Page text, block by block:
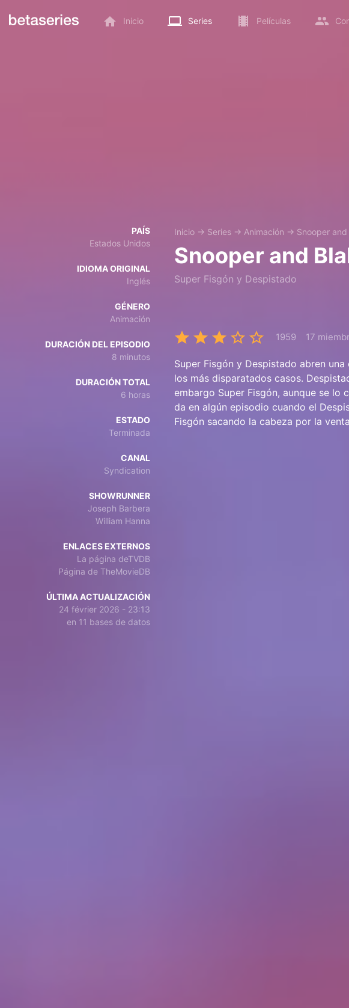
Inicio Series Películas
PAÍS
Estados Unidos
IDIOMA ORIGINAL
Inglés
GÉNERO
Animación
DURACIÓN DEL EPISODIO
8 minutos
DURACIÓN TOTAL
6 horas
ESTADO
Terminada
CANAL
Syndication
SHOWRUNNER
Joseph Barbera
William Hanna
ENLACES EXTERNOS
La página deTVDB
Página de TheMovieDB
ÚLTIMA ACTUALIZACIÓN
24 février 2026 - 23:13
en 11 bases de datos
Inicio → Series → Animación → Snooper
Snooper and
Super Fisgón y Despistado
1959 17
Super Fisgón y Despistado abren
los más disparatados casos.
embargo Super Fisgón, aunque se lo
da en algún episodio cuando el
Fisgón sacando la cabeza por la